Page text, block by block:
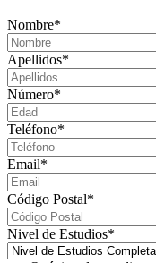
Nombre*
Apellidos*
Número*
Teléfono*
Email*
Código Postal*
Nivel de Estudios*